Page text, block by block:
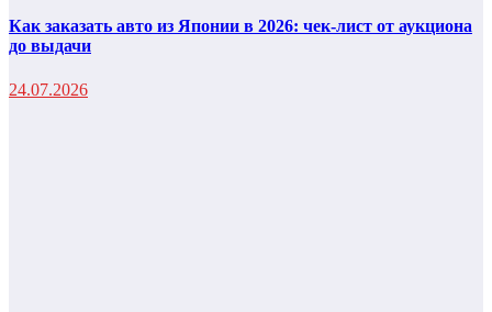
Как заказать авто из Японии в 2026: чек-лист от аукциона
до выдачи
24.07.2026